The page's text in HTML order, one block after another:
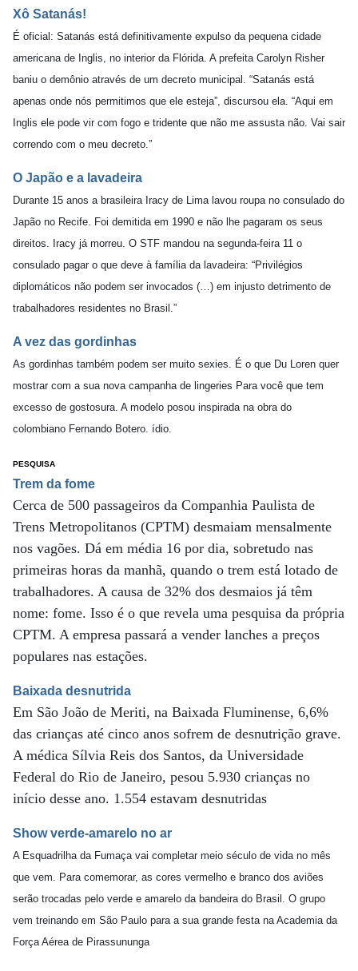
Xô Satanás!
É oficial: Satanás está definitivamente expulso da pequena cidade
americana de Inglis, no interior da Flórida. A prefeita Carolyn Risher
baniu o demônio através de um decreto municipal. “Satanás está
apenas onde nós permitimos que ele esteja”, discursou ela. “Aqui em
Inglis ele pode vir com fogo e tridente que não me assusta não. Vai sair
correndo com o meu decreto.”
O Japão e a lavadeira
Durante 15 anos a brasileira Iracy de Lima lavou roupa no consulado do
Japão no Recife. Foi demitida em 1990 e não lhe pagaram os seus
direitos. Iracy já morreu. O STF mandou na segunda-feira 11 o
consulado pagar o que deve à família da lavadeira: “Privilégios
diplomáticos não podem ser invocados (…) em injusto detrimento de
trabalhadores residentes no Brasil.”
A vez das gordinhas
As gordinhas também podem ser muito sexies. É o que Du Loren quer
mostrar com a sua nova campanha de lingeries Para você que tem
excesso de gostosura. A modelo posou inspirada na obra do
colombiano Fernando Botero. ídio.
PESQUISA
Trem da fome
Cerca de 500 passageiros da Companhia Paulista de
Trens Metropolitanos (CPTM) desmaiam mensalmente
nos vagões. Dá em média 16 por dia, sobretudo nas
primeiras horas da manhã, quando o trem está lotado de
trabalhadores. A causa de 32% dos desmaios já têm
nome: fome. Isso é o que revela uma pesquisa da própria
CPTM. A empresa passará a vender lanches a preços
populares nas estações.
Baixada desnutrida
Em São João de Meriti, na Baixada Fluminense, 6,6%
das crianças até cinco anos sofrem de desnutrição grave.
A médica Sílvia Reis dos Santos, da Universidade
Federal do Rio de Janeiro, pesou 5.930 crianças no
início desse ano. 1.554 estavam desnutridas
Show verde-amarelo no ar
A Esquadrilha da Fumaça vai completar meio século de vida no mês
que vem. Para comemorar, as cores vermelho e branco dos aviões
serão trocadas pelo verde e amarelo da bandeira do Brasil. O grupo
vem treinando em São Paulo para a sua grande festa na Academia da
Força Aérea de Pirassununga